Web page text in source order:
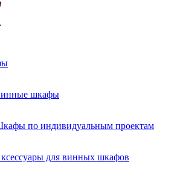
шкафы
по индивидуальным проектам
для винных шкафов